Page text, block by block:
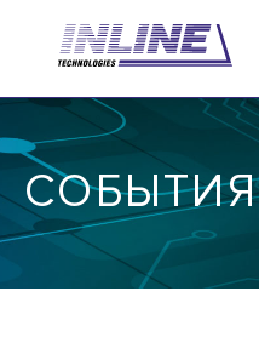
СОБЫТИЯ